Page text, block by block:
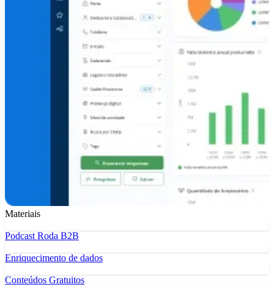
Materiais
Podcast Roda B2B
Enriquecimento de dados
Conteúdos Gratuitos